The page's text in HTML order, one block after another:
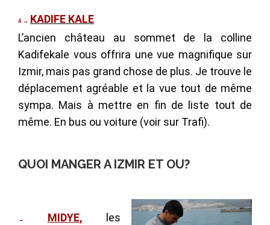
4 → KADIFE KALE
L’ancien château au sommet de la colline
Kadifekale vous offrira une vue magnifique sur
Izmir, mais pas grand chose de plus. Je trouve le
déplacement agréable et la vue tout de même
sympa. Mais à mettre en fin de liste tout de
même. En bus ou voiture (voir sur Trafi).
QUOI MANGER A IZMIR ET OU?
→ MIDYE,
les